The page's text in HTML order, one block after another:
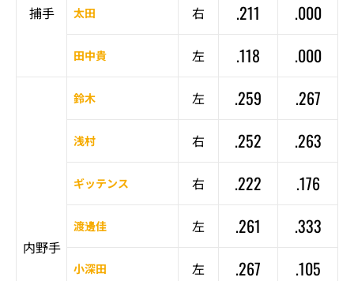
捕手 太田 右 .211 .000
田中貴 左 .118 .000
内野手
鈴木 左 .259 .267
浅村 右 .252 .263
ギッテンス 右 .222 .176
渡邊佳 左 .261 .333
小深田 左 .267 .105